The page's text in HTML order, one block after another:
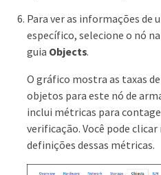
Para ver as informações de
específico, selecione o nó
guia Objects.
O gráfico mostra as taxas
objetos para este nó de
inclui métricas para
verificação. Você pode
definições dessas métricas.